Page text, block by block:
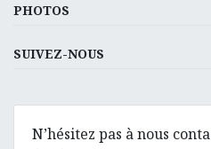
PHOTOS
SUIVEZ-NOUS
N’hésitez pas à nous